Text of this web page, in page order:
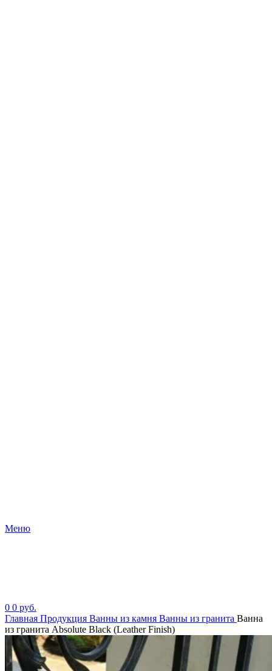
Меню
0 0 руб.
Главная Продукция Ванны из камня Ванны из гранита Ванна
из гранита Absolute Black (Leather Finish)